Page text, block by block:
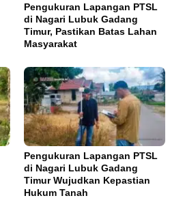
Pengukuran Lapangan PTSL
di Nagari Lubuk Gadang
Timur, Pastikan Batas Lahan
Masyarakat
Pengukuran Lapangan PTSL
di Nagari Lubuk Gadang
Timur Wujudkan Kepastian
Hukum Tanah